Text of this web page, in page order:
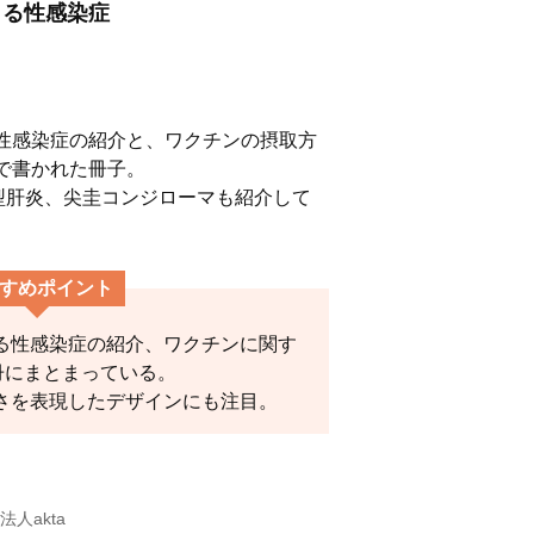
性感染症
感染症の紹介と、ワクチンの摂取方
かれた冊子。
炎、尖圭コンジローマも紹介して
めポイント
性感染症の紹介、ワクチンに関す
まとまっている。
表現したデザインにも注目。
人akta